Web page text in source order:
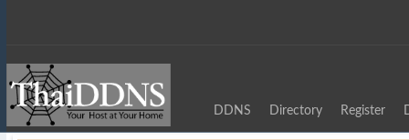
DDNS Directory Register